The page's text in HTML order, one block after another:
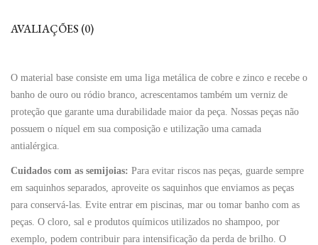
AVALIAÇÕES (0)
O material base consiste em uma liga metálica de cobre e zinco e recebe o
banho de ouro ou ródio branco, acrescentamos também um verniz de
proteção que garante uma durabilidade maior da peça. Nossas peças não
possuem o níquel em sua composição e utilização uma camada
antialérgica.
Cuidados com as semijoias: Para evitar riscos nas peças, guarde sempre
em saquinhos separados, aproveite os saquinhos que enviamos as peças
para conservá-las. Evite entrar em piscinas, mar ou tomar banho com as
peças. O cloro, sal e produtos químicos utilizados no shampoo, por
exemplo, podem contribuir para intensificação da perda de brilho. O